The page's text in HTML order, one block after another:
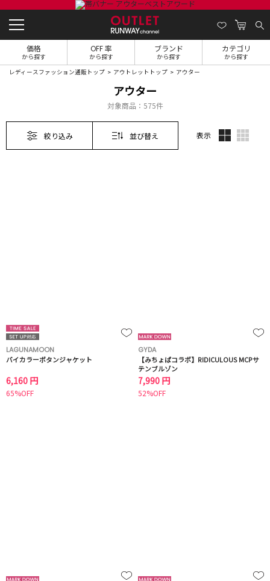
価格
から探す
OFF 率
から探す
ブランド
から探す
カテゴリ
から探す
レディースファッション通販トップ アウトレットトップ アウター
アウター
対象商品： 575件
絞り込み 並び替え 表示
LAGUNAMOON
バイカラーボタンジャケット
6,160 円
65%OFF
GYDA
【みちょぱコラボ】RIDICULOUS MCPサ
テンブルゾン
7,990 円
52%OFF